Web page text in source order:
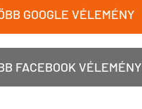
GOOGLE VÉLEMÉNY
FACEBOOK VÉLEMÉNY